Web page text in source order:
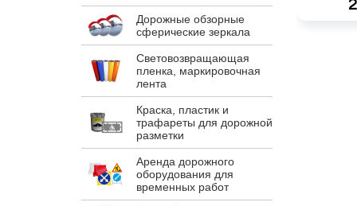
Дорожные обзорные
сферические зеркала
Световозвращающая
пленка, маркировочная
лента
Краска, пластик и
трафареты для дорожной
разметки
Аренда дорожного
оборудования для
временных работ